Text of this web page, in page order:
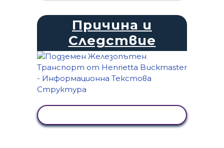
Причина и
Следствие